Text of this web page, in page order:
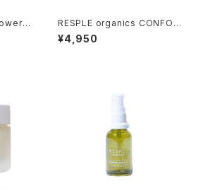
B
RESPLE organics CONFOR
T FORM 200ml
¥4,950